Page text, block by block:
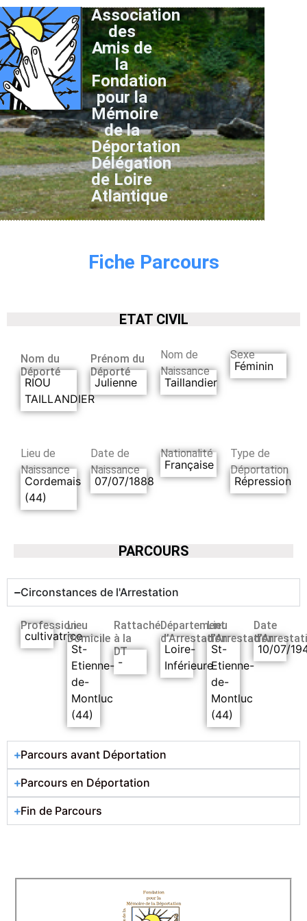
Association
des
Amis de
la
Fondation
pour la
Mémoire
de la
Déportation
Délégation
de Loire
Atlantique
Fiche Parcours
ETAT CIVIL
Nom du
Déporté
RIOU
TAILLANDIER
Prénom du
Déporté
Julienne
Nom de
Naissance
Taillandier
Sexe
Féminin
Lieu de
Naissance
Cordemais
(44)
Date de
Naissance
07/07/1888
Nationalité
Française
Type de
Déportation
Répression
PARCOURS
Circonstances de l'Arrestation
Profession
cultivatrice
Lieu
Domicile
St-
Etienne-
de-
Montluc
(44)
Rattaché
à la
DT
-
Département
d’Arrestation
Loire-
Inférieure
Lieu
d’Arrestation
St-
Etienne-
de-
Montluc
(44)
Date
10/07/
Parcours avant Déportation
Parcours en Déportation
Fin de Parcours